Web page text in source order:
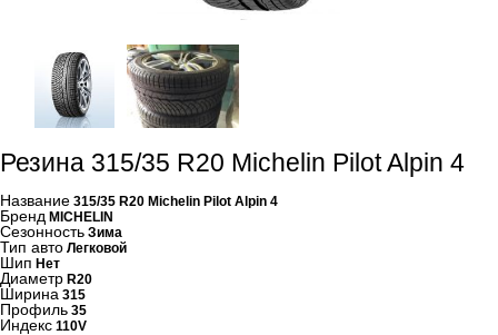
Резина 315/35 R20 Michelin Pilot Alpin 4
Название 315/35 R20 Michelin Pilot Alpin 4
Бренд MICHELIN
Сезонность Зима
Тип авто Легковой
Шип Нет
Диаметр R20
Ширина 315
Профиль 35
Индекс 110V